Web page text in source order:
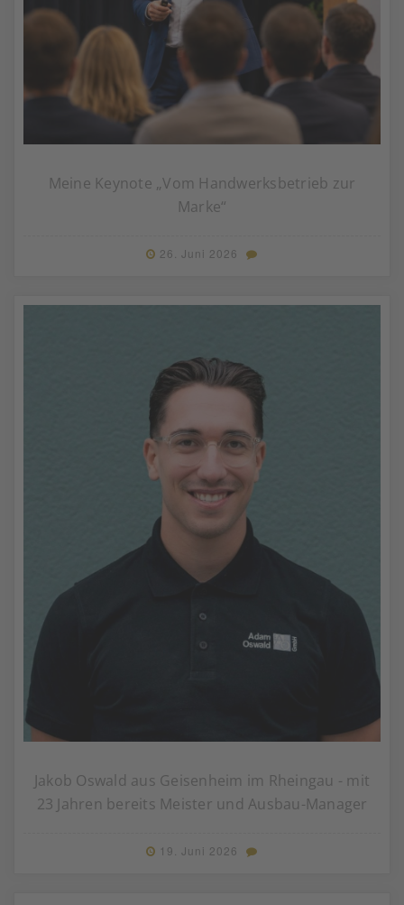
Meine Keynote „Vom Handwerksbetrieb zur
Marke“
26. Juni 2026
Jakob Oswald aus Geisenheim im Rheingau - mit
23 Jahren bereits Meister und Ausbau-Manager
19. Juni 2026